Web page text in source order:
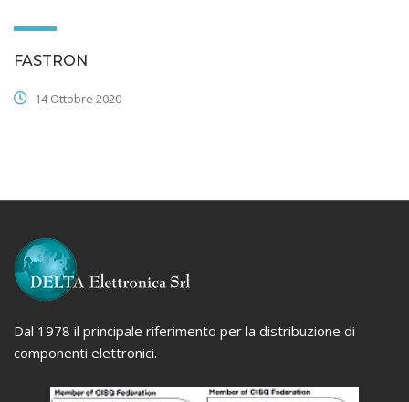
FASTRON
14 Ottobre 2020
Dal 1978 il principale riferimento per la distribuzione di
componenti elettronici.